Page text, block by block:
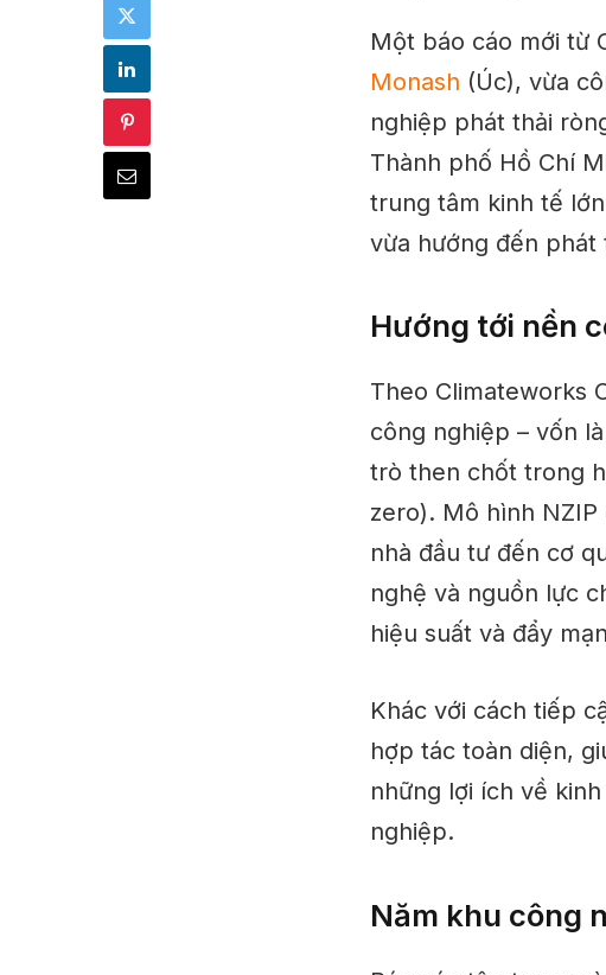
Một báo cáo mới từ
Monash (Úc), vừa
nghiệp phát thải
Thành phố Hồ Chí
trung tâm kinh tế
vừa hướng đến
Hướng tới nền
Theo Climateworks
công nghiệp – vốn
trò then chốt trong
zero). Mô hình
nhà đầu tư đến cơ
nghệ và nguồn lực
hiệu suất và đẩy
Khác với cách tiếp
hợp tác toàn diện,
những lợi ích về
nghiệp.
Năm khu công